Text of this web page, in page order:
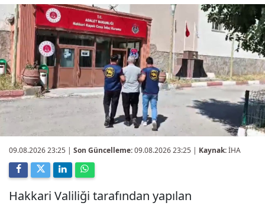
09.08.2026 23:25 | Son Güncelleme:09.08.2026 23:25 | Kaynak:İHA
Hakkari Valiliği tarafından yapılan